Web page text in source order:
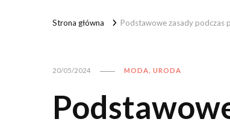
Strona główna Podstawowe zasady podczas
20/05/2024 MODA, URODA